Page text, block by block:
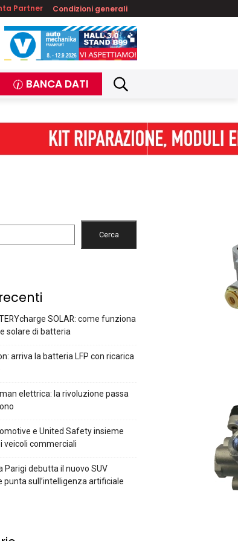
Partner Condizioni generali
BANCA DATI
Cerca
SOLAR: come funziona
solare di batteria
arriva la batteria LFP con ricarica
elettrica: la rivoluzione passa
e United Safety insieme
veicoli commerciali
Parigi debutta il nuovo SUV
punta sull’intelligenza artificiale